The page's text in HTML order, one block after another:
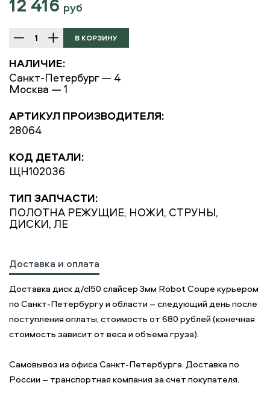
руб
НАЛИЧИЕ:
Санкт-Петербург — 4
Москва — 1
АРТИКУЛ ПРОИЗВОДИТЕЛЯ:
28064
КОД ДЕТАЛИ:
ЩН102036
ТИП ЗАПЧАСТИ:
ПОЛОТНА РЕЖУЩИЕ, НОЖИ, СТРУНЫ,
ДИСКИ, ЛЕ
Доставка и оплата
Доставка диск д/cl50 слайсер 3мм Robot Coupe курьером
по Санкт-Петербургу и области – следующий день после
поступления оплаты, стоимость от 680 рублей (конечная
стоимость зависит от веса и объема груза).
Самовывоз из офиса Санкт-Петербурга. Доставка по
России – транспортная компания за счет покупателя.